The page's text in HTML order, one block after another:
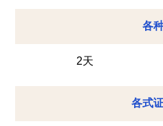
各
2天
各式